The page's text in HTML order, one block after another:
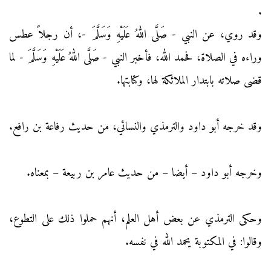
.
وقد روي، عن النبي - صَلَّى اللهُ عَلَيْهِ وَسَلَّمَ -، أن رجلاً عطس
وراءه في الصلاة، فحمد الله، فأخبر النبي - صَلَّى اللهُ عَلَيْهِ وَسَلَّمَ - لما
قضى صلاته بابتدار الملائكة لها، وكتابتها.
وقد خرجه أبو داود والترمذي والنسائي، من حديث رفاعة بن رافع.
وخرجه أبو داود – أيضا – من حديث عامر بن ربيعة – بمعناه.
وحكى الترمذي عن بعض أهل العلم، أنهم حملوا ذلك على التطوع،
وقالوا: في المكتوبة يحمد الله في نفسه.